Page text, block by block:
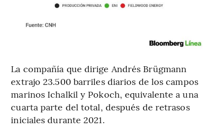
La compañía que dirige Andrés Brügmann
extrajo 23.500 barriles diarios de los campos
marinos Ichalkil y Pokoch, equivalente a una
cuarta parte del total, después de retrasos
iniciales durante 2021.